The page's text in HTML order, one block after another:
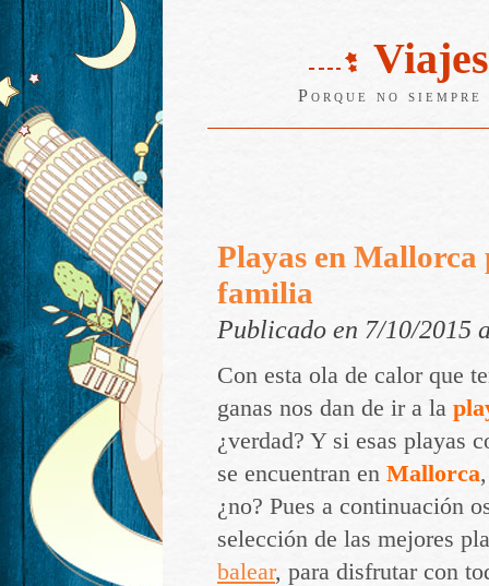
Porque no
Playas en Mallorca
familia
Publicado en 7/10/2015
Con esta ola de calor que
ganas nos dan de ir a la
¿verdad? Y si esas playas
se encuentran en Mallorca
¿no? Pues a continuación
selección de las mejores
balear, para disfrutar con